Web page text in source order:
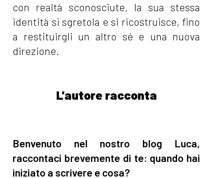
con realtà sconosciute, la sua stessa
identità si sgretola e si ricostruisce, fino
a restituirgli un altro sé e una nuova
direzione.
L'autore racconta
Benvenuto nel nostro blog Luca,
raccontaci brevemente di te: quando hai
iniziato a scrivere e cosa?